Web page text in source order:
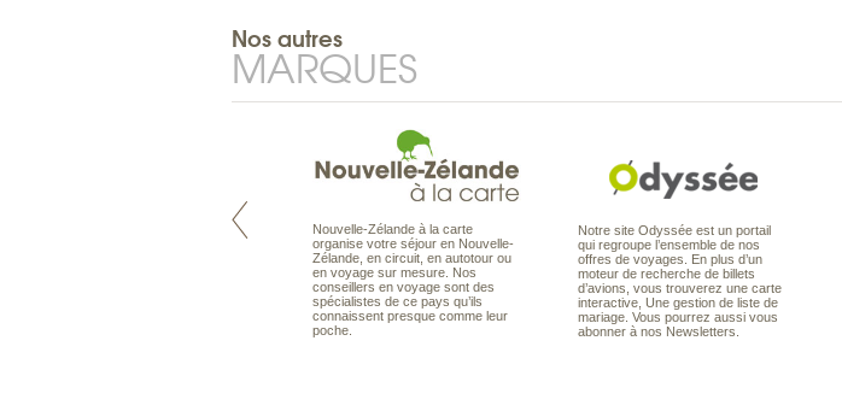
Nos autres
MARQUES
Pacifique à la carte est le spécialiste
Nouvelle-Zélande à la carte
organise votre séjour en Nouvelle-
Zélande, en circuit, en autotour ou
en voyage sur mesure. Nos
conseillers en voyage sont des
spécialistes de ce pays qu’ils
connaissent presque comme leur
poche.
Notre site Odyssée est un portail
qui regroupe l’ensemble de nos
offres de voyages. En plus d’un
moteur de recherche de billets
d’avions, vous trouverez une carte
interactive, Une gestion de liste de
mariage. Vous pourrez aussi vous
abonner à nos Newsletters.